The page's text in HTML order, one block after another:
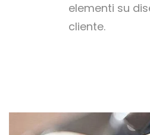
elementi su
cliente.